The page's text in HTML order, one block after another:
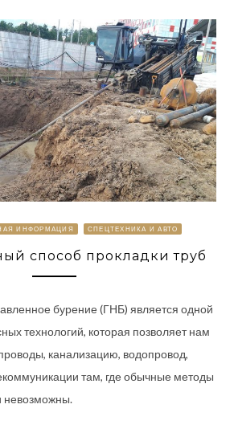
ИНФОРМАЦИЯ СПЕЦТЕХНИКА И АВТО
способ прокладки труб
бурение (ГНБ) является одной
технологий, которая позволяет нам
канализацию, водопровод,
там, где обычные методы
невозможны.